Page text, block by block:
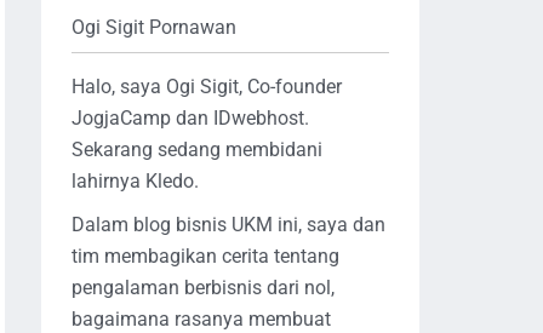
Ogi Sigit Pornawan
Halo, saya Ogi Sigit, Co-founder
JogjaCamp dan IDwebhost.
Sekarang sedang membidani
lahirnya Kledo.
Dalam blog bisnis UKM ini, saya dan
tim membagikan cerita tentang
pengalaman berbisnis dari nol,
bagaimana rasanya membuat